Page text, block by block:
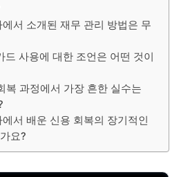
서 소개된 재무 관리 방법은 무
드 사용에 대한 조언은 어떤 것이
복 과정에서 가장 흔한 실수는
서 배운 신용 회복의 장기적인
요?